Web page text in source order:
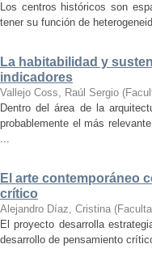
Los centros históricos son
tener su función de
La habitabilidad y
indicadores
Vallejo Coss, Raúl Sergio (
Dentro del área de la
probablemente el más
...
El arte contemporáneo
crítico
Alejandro Díaz, Cristina (
El proyecto desarrolla
desarrollo de pensamiento